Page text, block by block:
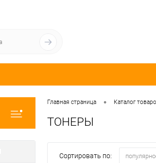
Главная страница • Каталог
ТОНЕРЫ
Сортировать по: